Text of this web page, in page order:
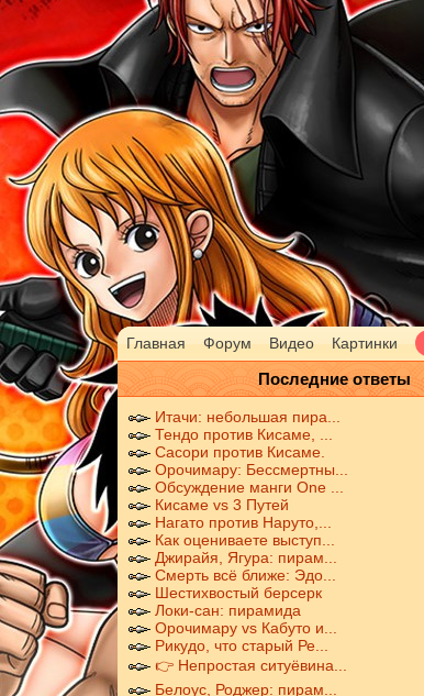
Главная Форум Видео Картинки
Последние ответы
Итачи: небольшая пира...
Тендо против Кисаме, ...
Сасори против Кисаме.
Орочимару: Бессмертны...
Обсуждение манги One ...
Кисаме vs 3 Путей
Нагато против Наруто,...
Как оцениваете выступ...
Джирайя, Ягура: пирам...
Смерть всё ближе: Эдо...
Шестихвостый берсерк
Локи-сан: пирамида
Орочимару vs Кабуто и...
Рикудо, что старый Ре...
👉 Непростая ситуёвина...
Белоус, Роджер: пирам...